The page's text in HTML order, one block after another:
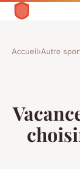
Accueil›Autre